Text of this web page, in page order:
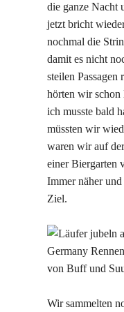
die ganze Nacht
jetzt bricht
nochmal die
damit es nicht
steilen Passagen
hörten wir schon
ich musste bald
müssten wir
waren wir auf
einer Biergarten
Immer näher
Ziel.
Wir sammelten